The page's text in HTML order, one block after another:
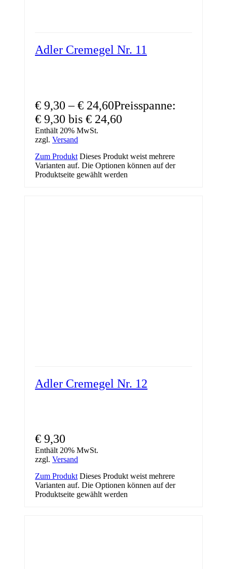
Adler Cremegel Nr. 11
€ 9,30 –€ 24,60Preisspanne:
€ 9,30 bis € 24,60
Enthält 20% MwSt.
zzgl. Versand
Zum Produkt Dieses Produkt weist mehrere
Varianten auf. Die Optionen können auf der
Produktseite gewählt werden
Adler Cremegel Nr. 12
€ 9,30
Enthält 20% MwSt.
zzgl. Versand
Zum Produkt Dieses Produkt weist mehrere
Varianten auf. Die Optionen können auf der
Produktseite gewählt werden